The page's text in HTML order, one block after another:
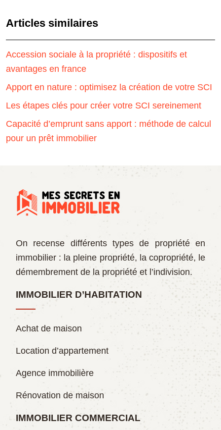
Articles similaires
Accession sociale à la propriété : dispositifs et
avantages en france
Apport en nature : optimisez la création de votre SCI
Les étapes clés pour créer votre SCI sereinement
Capacité d’emprunt sans apport : méthode de calcul
pour un prêt immobilier
On recense différents types de propriété en
immobilier : la pleine propriété, la copropriété, le
démembrement de la propriété et l’indivision.
IMMOBILIER D’HABITATION
Achat de maison
Location d’appartement
Agence immobilière
Rénovation de maison
IMMOBILIER COMMERCIAL